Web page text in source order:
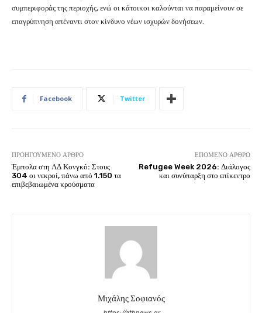
συμπεριφοράς της περιοχής, ενώ οι κάτοικοι καλούνται να παραμείνουν σε
επαγρύπνηση απέναντι στον κίνδυνο νέων ισχυρών δονήσεων.
Facebook Twitter
ΠΡΟΗΓΟΎΜΕΝΟ ΆΡΘΡΟ
Έμπολα στη ΛΔ Κονγκό: Στους
304 οι νεκροί, πάνω από 1.150 τα
επιβεβαιωμένα κρούσματα
ΕΠΌΜΕΝΟ ΆΡΘΡΟ
Refugee Week 2026: Διάλογος
και συνύπαρξη στο επίκεντρο
Μιχάλης Σοφιανός